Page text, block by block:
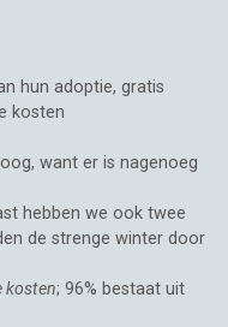
hun adoptie, gratis
kosten
want er is nagenoeg
hebben we ook twee
de strenge winter door
kosten; 96% bestaat uit